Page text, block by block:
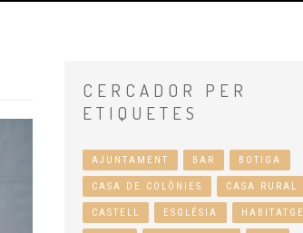
CERCADOR
PER
ETIQUETES
AJUNTAMENT BAR BOTIGA
CASA DE COLÒNIES CASA RURAL
CASTELL ESGLÉSIA HABITATGE